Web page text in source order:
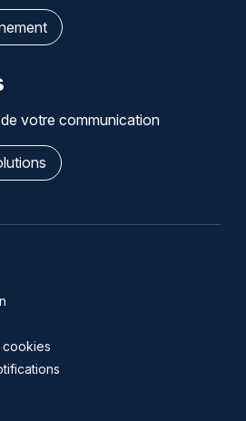
votre communication